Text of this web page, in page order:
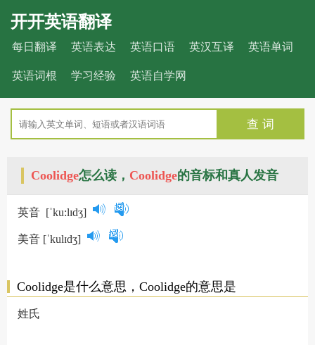
开开英语翻译
每日翻译 英语表达 英语口语 英汉互译 英语单词
英语词根 学习经验 英语自学网
查 词
Coolidge怎么读， Coolidge的音标和真人发音
英音 [ˈku:lɪdʒ]
美音 [ˈkulɪdʒ]
Coolidge是什么意思，Coolidge的意思是
姓氏